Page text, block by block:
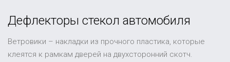
Дефлекторы стекол автомобиля
Ветровики – накладки из прочного пластика, которые
клеятся к рамкам дверей на двухсторонний скотч.